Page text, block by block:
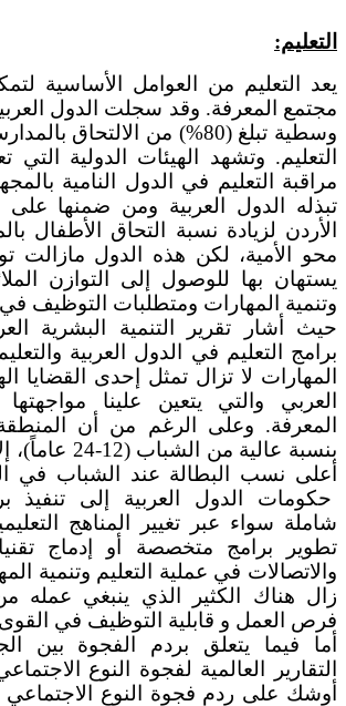
التعليم:
يعد التعليم من العوامل الأساسية
مجتمع المعرفة. وقد سجلت الدول
التعليم. وتشهد الهيئات الدولية
مراقبة التعليم في الدول النامية
تبذله الدول العربية ومن ضمنها
الأردن لزيادة نسبة التحاق الأطفال
محو الأمية، لكن هذه الدول مازالت
يستهان بها للوصول إلى التوازن
وتنمية المهارات ومتطلبات التوظيف
حيث أشار تقرير التنمية البشرية
برامج التعليم في الدول العربية
المهارات لا تزال تمثل إحدى القضايا
العربي والتي يتعين علينا مواجهتها
المعرفة. وعلى الرغم من أن المنطقة
بنسبة عالية من
أعلى نسب البطالة عند الشباب في
حكومات الدول العربية إلى تنفيذ
شاملة سواء عبر تغيير المناهج
تطوير برامج متخصصة أو إدماج
والاتصالات في عملية التعليم وتنمية
زال هناك الكثير الذي ينبغي عمله
فرص العمل و قابلية التوظيف في القوى
أما فيما يتعلق بردم الفجوة بين
التقارير العالمية لفجوة النوع
أوشك على ردم فجوة النوع